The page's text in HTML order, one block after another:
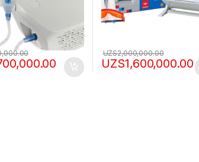
UZS1,600,000.00
UZS2,000,000.00